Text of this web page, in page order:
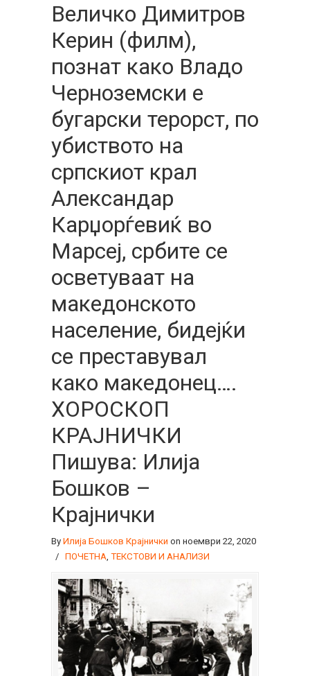
Величко Димитров
Керин (филм),
познат како Владо
Черноземски е
бугарски терорст, по
убиството на
српскиот крал
Александар
Карџорѓевиќ во
Марсеј, србите се
осветуваат на
македонското
население, бидејќи
се преставувал
како македонец….
ХОРОСКОП
КРАЈНИЧКИ
Пишува: Илија
Бошков –
Крајнички
By Илија Бошков Крајнички on ноември 22, 2020
/ ПОЧЕТНА, ТЕКСТОВИ И АНАЛИЗИ